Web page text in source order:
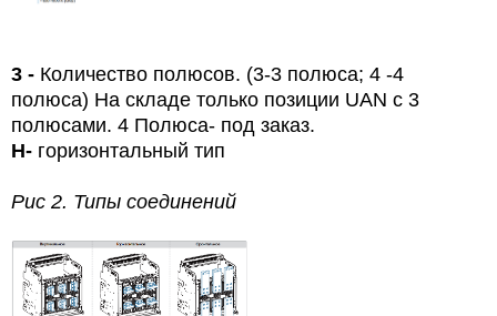
3 - Количество полюсов. (3-3 полюса; 4 -4
полюса) На складе только позиции UAN с 3
полюсами. 4 Полюса- под заказ.
Н- горизонтальный тип
Рис 2. Типы соединений